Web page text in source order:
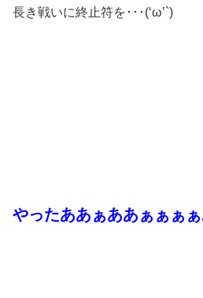
長き戦いに終止符を･･･(‘ω’`)
やったああぁああぁぁぁぁ